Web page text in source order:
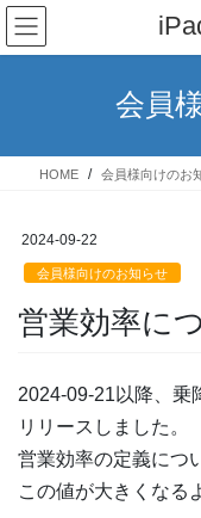
コ
ン
テ
ス
ナ
ビ
ゲ
ン
会員
HOME 会員様向けのお
2024-09-22
会員様向けのお知らせ
営業効率に
2024-09-21以降、乗
リリースしました。
営業効率の定義につ
この値が大きくなる